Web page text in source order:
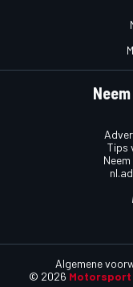
Tips
© 2026 Motorsport
Algemene